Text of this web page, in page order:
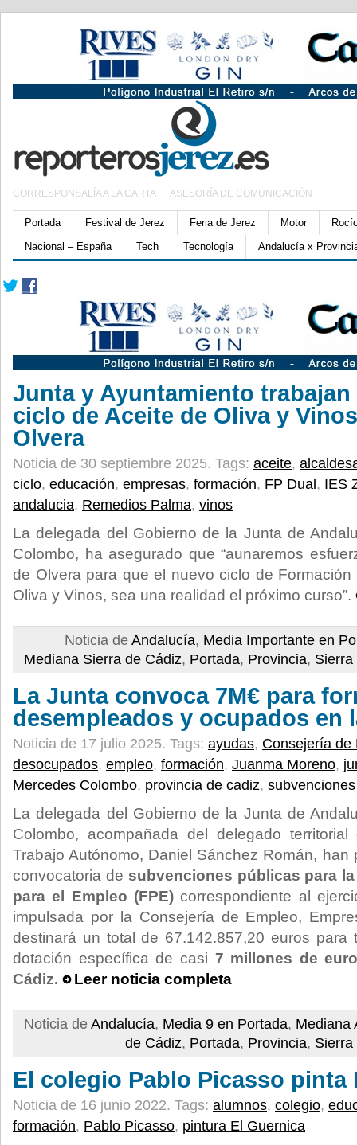
CORRESPONSALÍA A LA CARTA ASESORÍA DE COMUNICACIÓN
Portada Festival de Jerez Feria de Jerez Motor
Nacional – España
Tech Tecnología Andalucía x
Junta y Ayuntamiento trabajan
ciclo de Aceite de Oliva y
Olvera
Noticia de 30 septiembre 2025. Tags: aceite,
ciclo, educación, empresas, formación, FP Dual , IES
andalucia, Remedios Palma, vinos
La delegada del Gobierno de la Junta de
Colombo, ha asegurado que “aunaremos
de Olvera para que el nuevo ciclo de
Oliva y Vinos, sea una realidad el próximo curso”.
Noticia de Andalucía, Media Importante en
Mediana Sierra de Cádiz, Portada, Provincia, Sierra
La Junta convoca 7M€ para
desempleados y ocupados en
Noticia de 17 julio 2025. Tags: ayudas, Consejería de
desocupados, empleo, formación, Juanma Moreno,
Mercedes Colombo, provincia de cadiz, subvenciones
La delegada del Gobierno de la Junta de
Colombo, acompañada del delegado
Trabajo Autónomo, Daniel Sánchez Román,
convocatoria de subvenciones públicas para
para el Empleo (FPE)correspondiente al
impulsada por la Consejería de Empleo,
destinará un total de 67.142.857,20 euros para
dotación específica de casi 7 millones de
Cádiz.
Leer noticia completa
Noticia de Andalucía, Media 9 en Portada, Mediana
de Cádiz, Portada, Provincia, Sierra
El colegio Pablo Picasso pinta
Noticia de 16 junio 2022. Tags: alumnos, colegio,
formación, Pablo Picasso, pintura El Guernica